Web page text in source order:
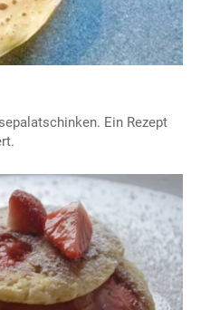
Ein Rezept